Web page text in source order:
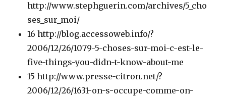
http://www.stephguerin.com/archives/5_cho
ses_sur_moi/
16 http://blog.accessoweb.info/?
2006/12/26/1079-5-choses-sur-moi-c-est-le-
five-things-you-didn-t-know-about-me
15 http://www.presse-citron.net/?
2006/12/26/1631-on-s-occupe-comme-on-